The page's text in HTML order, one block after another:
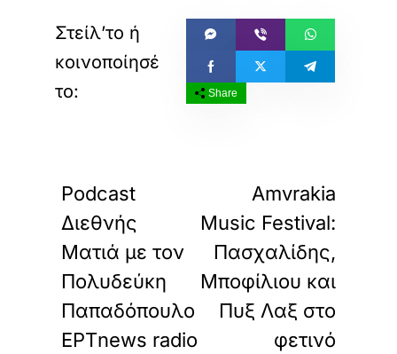
Share
Podcast
Διεθνής
Ματιά με τον
Πολυδεύκη
Παπαδόπουλο
ΕΡΤnews radio
Amvrakia
Music Festival:
Πασχαλίδης,
Μποφίλιου και
Πυξ Λαξ στο
φετινό